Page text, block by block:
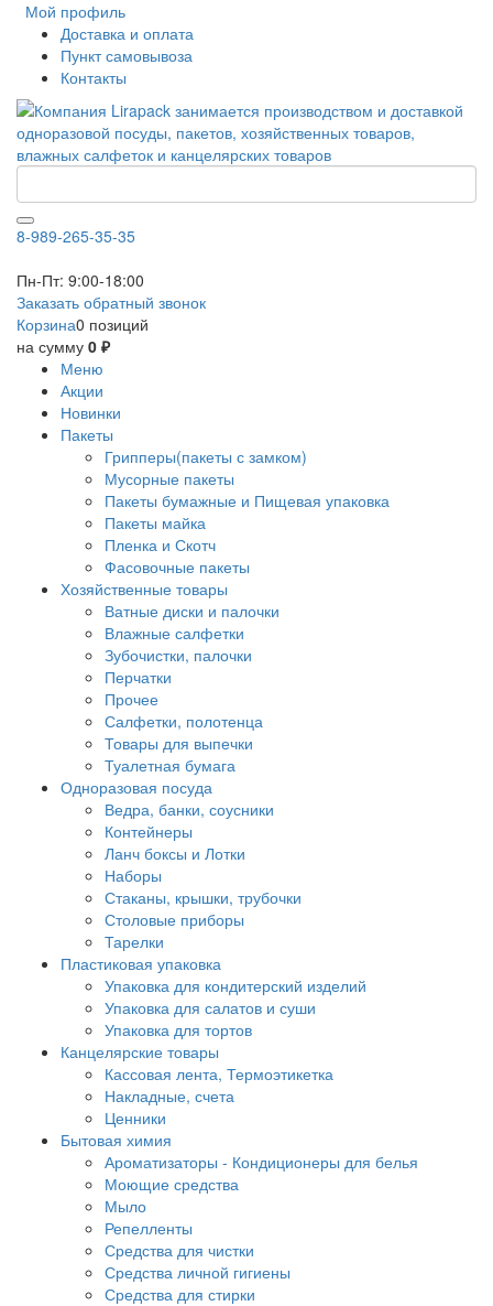
Мой профиль
Доставка и оплата
Пункт самовывоза
Контакты
8-989-265-35-35
Пн-Пт: 9:00-18:00
Заказать обратный звонок
Корзина0 позиций
на сумму 0 ₽
Меню
Акции
Новинки
Пакеты
Грипперы(пакеты с замком)
Мусорные пакеты
Пакеты бумажные и Пищевая упаковка
Пакеты майка
Пленка и Скотч
Фасовочные пакеты
Хозяйственные товары
Ватные диски и палочки
Влажные салфетки
Зубочистки, палочки
Перчатки
Прочее
Салфетки, полотенца
Товары для выпечки
Туалетная бумага
Одноразовая посуда
Ведра, банки, соусники
Контейнеры
Ланч боксы и Лотки
Наборы
Стаканы, крышки, трубочки
Столовые приборы
Тарелки
Пластиковая упаковка
Упаковка для кондитерский изделий
Упаковка для салатов и суши
Упаковка для тортов
Канцелярские товары
Кассовая лента, Термоэтикетка
Накладные, счета
Ценники
Бытовая химия
Ароматизаторы - Кондиционеры для белья
Моющие средства
Мыло
Репелленты
Средства для чистки
Средства личной гигиены
Средства для стирки